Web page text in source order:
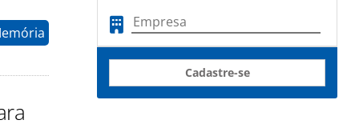
Cadastre-se